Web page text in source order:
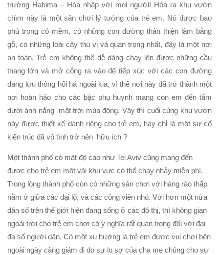
trường Habima – Hòa nhập với mọi người! Hóa ra khu vườn
chìm này là một sân chơi lý tưởng của trẻ em. Nó được bao
phủ trong cỏ mềm, có những con đường thân thiện làm bằng
gỗ, có những loài cây thú vị và quan trọng nhất, đây là một nơi
an toàn. Trẻ em không thể dễ dàng chạy lên được những cầu
thang lớn và mở cổng ra vào để tiếp xúc với các con đường
đang lưu thông hối hả ngoài kia, vì thế nơi này đã trở thành một
nơi hoàn hảo cho các bậc phụ huynh mang con em đến tắm
dưới ánh nắng mặt trời mùa đông. Vây thì cuối cùng khu vườn
này được thiết kế dành riêng cho trẻ em, hay chỉ là một sự cố
kiến trúc đã vô tình trở nên hữu ích ?
Một thành phố có mật độ cao như Tel Aviv cũng mang đến
được cho trẻ em một vài khu vực có thể chạy nhảy miễn phí.
Trong lòng thành phố còn có những sân chơi với hàng rào thấp
nằm ở giữa các đại lộ, và các công viên nhỏ. Với hơn một nửa
dân số trên thế giới hiện đang sống ở các đô thị, thì không gian
ngoài trời cho trẻ em chơi có ý nghĩa rất quan trọng đối với đại
đa số người dân. Có một xu hướng là trẻ em được vui chơi bên
ngoài ngày càng giảm đi do sự lo sợ của cha mẹ chúng cho sự